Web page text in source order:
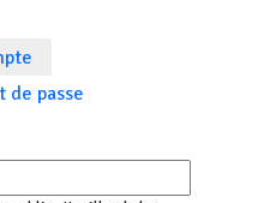
de passe